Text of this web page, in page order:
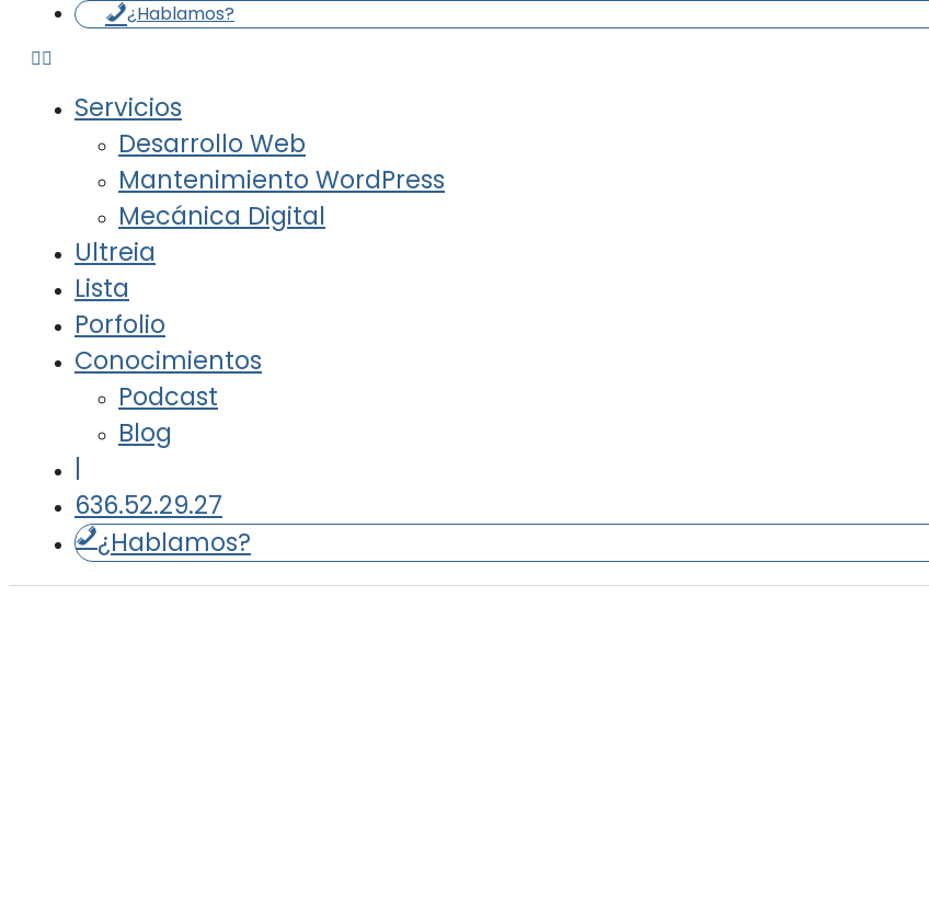
¿Hablamos?
Servicios
Desarrollo Web
Mantenimiento WordPress
Mecánica Digital
Ultreia
Lista
Porfolio
Conocimientos
Podcast
Blog
|
636.52.29.27
¿Hablamos?